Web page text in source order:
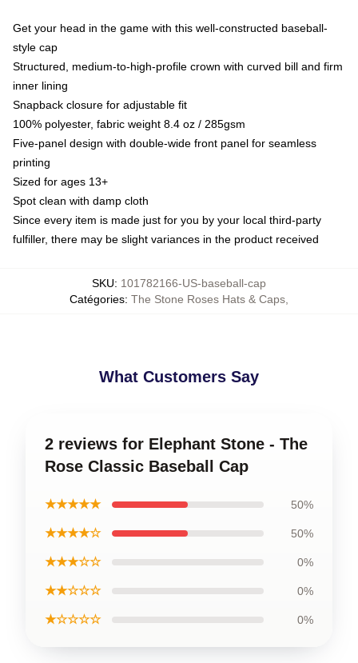
Get your head in the game with this well-constructed baseball-
style cap
Structured, medium-to-high-profile crown with curved bill and firm
inner lining
Snapback closure for adjustable fit
100% polyester, fabric weight 8.4 oz / 285gsm
Five-panel design with double-wide front panel for seamless
printing
Sized for ages 13+
Spot clean with damp cloth
Since every item is made just for you by your local third-party
fulfiller, there may be slight variances in the product received
SKU: 101782166-US-baseball-cap
Catégories: The Stone Roses Hats & Caps
What Customers Say
2 reviews for Elephant Stone - The
Rose Classic Baseball Cap
★★★★★ 50%
★★★★☆ 50%
★★★☆☆ 0%
★★☆☆☆ 0%
★☆☆☆☆ 0%